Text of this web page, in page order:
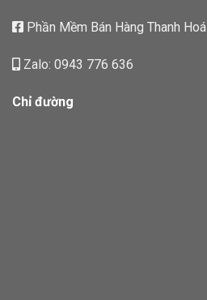
Phần Mềm Bán Hàng Thanh Hoá
Zalo: 0943 776 636
Chỉ đường